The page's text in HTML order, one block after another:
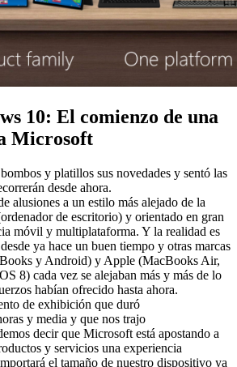
10: El comienzo de una
Microsoft
y platillos sus novedades y sentó las
desde ahora.
alusiones a un estilo más alejado de la
de escritorio) y orientado en gran
móvil y multiplataforma. Y la realidad es
ya hace un buen tiempo y otras marcas
y Android) y Apple (MacBooks Air,
8) cada vez se alejaban más y más de lo
habían ofrecido hasta ahora.
de exhibición que duró
y media y que nos trajo
decir que Microsoft está apostando a
y servicios una experiencia
el tamaño de nuestro dispositivo ya